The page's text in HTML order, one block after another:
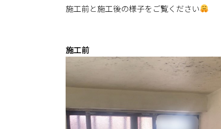
施工前と施工後の様子をご覧ください
施工前